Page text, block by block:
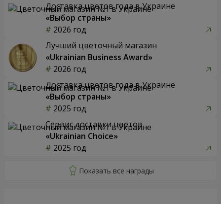
Доставка цветов года в Украине
«Выбор страны»
2026 год
Лучший цветочный магазин
«Ukrainian Business Award»
2026 год
Доставка цветов года в Украине
«Выбор страны»
2025 год
Сервис доставки цветов
«Ukrainian Choice»
2025 год